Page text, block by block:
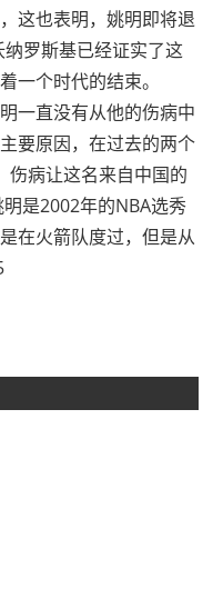
这也表明，姚明即将退
罗斯基已经证实了这
一个时代的结束。
直没有从他的伤病中
要原因，在过去的两个
伤病让这名来自中国的
2002年的NBA选秀
在火箭队度过，但是从